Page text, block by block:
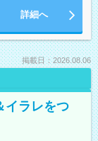
詳細へ
掲載日：2026.08.06
イラレをつ